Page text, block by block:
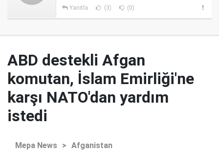
Yanıtla (3) (0)
ABD destekli Afgan
komutan, İslam Emirliği'ne
karşı NATO'dan yardım
istedi
Mepa News > Afganistan